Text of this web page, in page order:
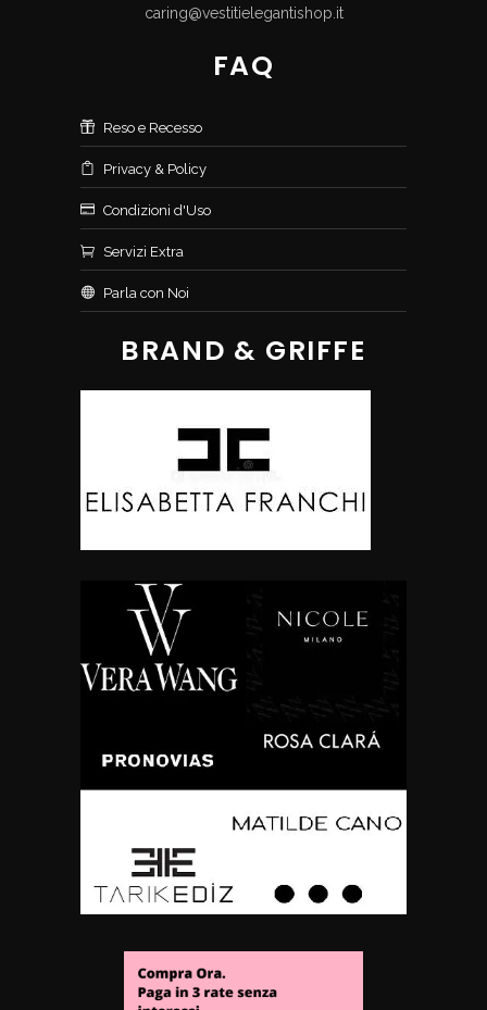
caring@vestitielegantishop.it
FAQ
Reso e Recesso
Privacy & Policy
Condizioni d'Uso
Servizi Extra
Parla con Noi
BRAND & GRIFFE